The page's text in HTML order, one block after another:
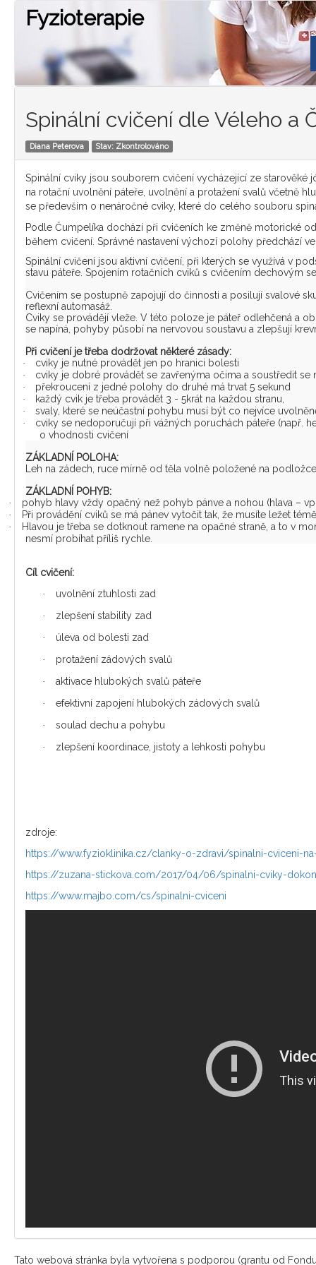
Fyzioterapie
Spinální cvičení dle Véleho a
Diana Peterova Stav: Zkontrolováno
Spinální cviky jsou souborem cvičení vycházející ze starověké
na rotační uvolnění páteře, uvolnění a protažení svalů včetně
se především o nenáročné cviky, které do celého souboru
Podle Čumpelíka dochází při cvičeních ke změně motorické
během cvičení. Správné nastavení výchozí polohy předchází
Spinální cvičení jsou aktivní cvičení, při kterých se využívá v
stavu páteře. Spojením rotačních cviků s cvičením dechovým
Cvičením se postupně zapojují do činnosti a posilují svalové
reflexní automasáž.
Cviky se provádějí vleže. V této poloze je páteř odlehčená a
se napíná, pohyby působí na nervovou soustavu a zlepšují
Při cvičení je třeba dodržovat některé zásady:
· cviky je nutné provádět jen po hranici bolesti
· cviky je dobré provádět se zavřenýma očima a soustředit se
· překroucení z jedné polohy do druhé má trvat 5 sekund
· každý cvik je třeba provádět 3 - 5krát na každou stranu,
· svaly, které se neúčastní pohybu musí být co nejvíce
·
cviky se nedoporučují při vážných poruchách páteře (např.
o vhodnosti cvičení
ZÁKLADNÍ POLOHA:
Leh na zádech, ruce mírně od těla volně položené na
ZÁKLADNÍ POHYB:
· pohyb hlavy vždy opačný než pohyb pánve a nohou (hlava –
· Při provádění cviků se má pánev vytočit tak, že musíte ležet
·
Hlavou je třeba se dotknout ramene na opačné straně, a to v
nesmí probíhat příliš rychle.
Cíl cvičení:
· uvolnění ztuhlosti zad
· zlepšení stability zad
· úleva od bolesti zad
· protažení zádových svalů
· aktivace hlubokých svalů páteře
· efektivní zapojení hlubokých zádových svalů
· soulad dechu a pohybu
· zlepšení koordinace, jistoty a lehkosti pohybu
zdroje:
https://www.fyzioklinika.cz/clanky-o-zdravi/spinalni-cviceni-
https://zuzana-stickova.com/2017/04/06/spinalni-cviky-
https://www.majbo.com/cs/spinalni-cviceni
Tato webová stránka byla vytvořena s podporou (grantu od